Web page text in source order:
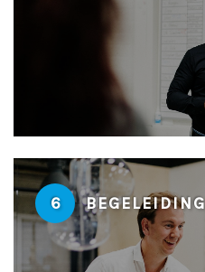
6 BEGELEIDING